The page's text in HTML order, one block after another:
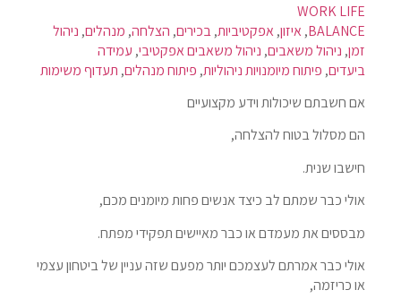
WORK LIFE
BALANCE
,איזון,אפקטיביות,בכירים, הצלחה, מנהלים, ניהול
זמן, ניהול משאבים, ניהול משאבים אפקטיבי, עמידה
ביעדים, פיתוח מיומנויות ניהוליות, פיתוח מנהלים, תעדוף משימות
אם חשבתם שיכולות וידע מקצועיים
הם מסלול בטוח להצלחה,
חישבו שנית.
אולי כבר שמתם לב כיצד אנשים פחות מיומנים מכם,
מבססים את מעמדם או כבר מאיישים תפקידי מפתח.
אולי כבר אמרתם לעצמכם יותר מפעם שזה עניין של ביטחון עצמי
או כריזמה,